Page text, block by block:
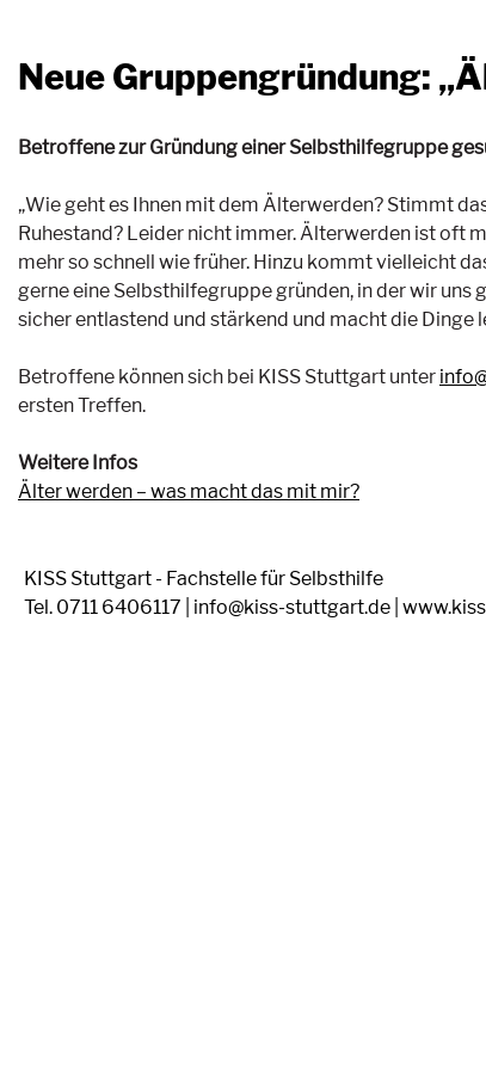
Neue Gruppengründung:
Betroffene zur Gründung einer Selbsthilfegruppe
„Wie geht es Ihnen mit dem Älterwerden? Stimmt
Ruhestand? Leider nicht immer. Älterwerden ist oft
mehr so schnell wie früher. Hinzu kommt vielleicht
gerne eine Selbsthilfegruppe gründen, in der wir uns
sicher entlastend und stärkend und macht die Dinge
Betroffene können sich bei KISS Stuttgart unter
ersten Treffen.
Weitere Infos
Älter werden – was macht das mit mir?
KISS Stuttgart - Fachstelle für Selbsthilfe
Tel. 0711 6406117 | info@kiss-stuttgart.de |